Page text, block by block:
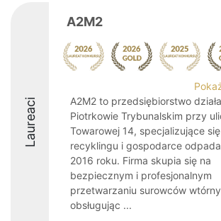
Laureaci
A2M2
A2M2 to przedsiębiorstwo
Piotrkowie Trybunalskim przy
Towarowej 14, specjalizujące
recyklingu i gospodarce
2016 roku. Firma skupia się na
bezpiecznym i profesjonalnym
przetwarzaniu surowców
obsługując ...